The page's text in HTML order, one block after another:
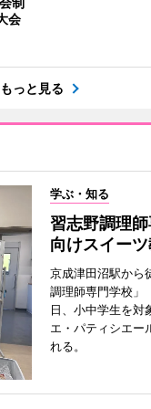
会
もっと見る
学ぶ・知る
習志野調理
向けスイー
京成津田沼駅から
調理師専門学校」
日、小中学生を対
エ・パティシエー
れる。